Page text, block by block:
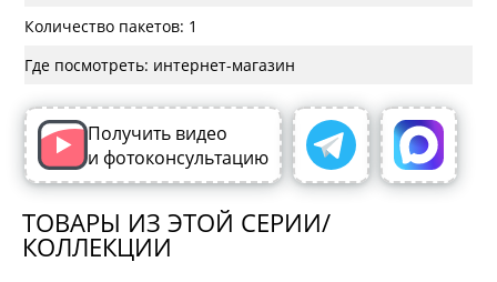
Количество пакетов: 1
Где посмотреть: интернет-магазин
Получить видео
и фотоконсультацию
ТОВАРЫ ИЗ ЭТОЙ СЕРИИ/
КОЛЛЕКЦИИ